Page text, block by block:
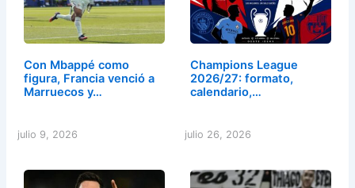
Con Mbappé como
figura, Francia venció a
Marruecos y…
julio 9, 2026
Champions League
2026/27: formato,
calendario,…
julio 26, 2026